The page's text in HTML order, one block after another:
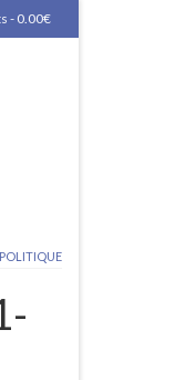
- 0.00€